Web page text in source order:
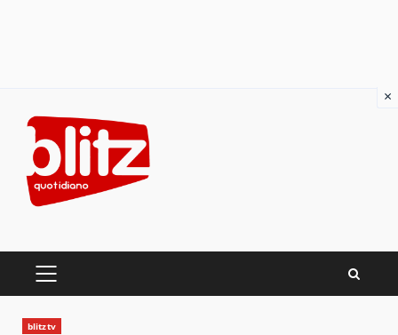
content
PRIMARY
blitztv
×